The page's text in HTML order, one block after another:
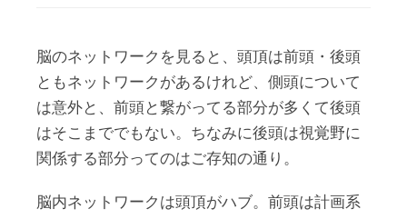
脳のネットワークを見ると、頭頂は前頭・後頭
ともネットワークがあるけれど、側頭について
は意外と、前頭と繋がってる部分が多くて後頭
はそこまででもない。ちなみに後頭は視覚野に
関係する部分ってのはご存知の通り。
脳内ネットワークは頭頂がハブ。前頭は計画系